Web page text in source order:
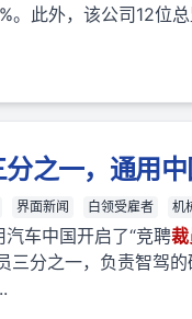
。此外，该公司12位
分之一，通用
界面新闻 白领受雇者 机
车中国开启了“竞聘裁
三分之一，负责智驾